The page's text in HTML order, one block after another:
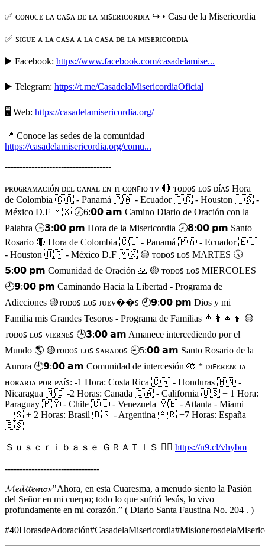
✅ ᴄᴏɴᴏᴄᴇ ʟᴀ ᴄᴀꜱᴀ ᴅᴇ ʟᴀ ᴍɪꜱᴇʀɪᴄᴏʀᴅɪᴀ ↪️ • Casa de la Misericordia
✅ ꜱɪɢᴜᴇ ᴀ ʟᴀ ᴄᴀꜱᴀ ᴀ ʟᴀ ᴄᴀꜱᴀ ᴅᴇ ʟᴀ ᴍɪꜱᴇʀɪᴄᴏʀᴅɪᴀ
▶️ Facebook: https://www.facebook.com/casadelamise...
▶️ Telegram: https://t.me/CasadelaMisericordiaOficial
🖥️ Web: https://casadelamisericordia.org/
📍 Conoce las sedes de la comunidad
https://casadelamisericordia.org/comu...
------------------------------------
ᴩʀᴏɢʀᴀᴍᴀᴄɪóɴ ᴅᴇʟ ᴄᴀɴᴀʟ ᴇɴ ᴛɪ ᴄᴏɴꜰɪᴏ ᴛᴠ 🔴 ᴛᴏᴅᴏꜱ ʟᴏꜱ ᴅíᴀꜱ Hora
de Colombia 🇨🇴 - Panamá 🇵🇦 - Ecuador 🇪🇨 - Houston 🇺🇸 -
México D.F 🇲🇽 🕖6:𝟬𝟬 𝗮𝗺 Camino Diario de Oración con la
Palabra 🕒𝟯:𝟬𝟬 𝗽𝗺 Hora de la Misericordia 🕗𝟴:𝟬𝟬 𝗽𝗺 Santo
Rosario 🔴 Hora de Colombia 🇨🇴 - Panamá 🇵🇦 - Ecuador 🇪🇨
- Houston 🇺🇸 - México D.F 🇲🇽 🟡 ᴛᴏᴅᴏꜱ ʟᴏꜱ MARTES 🕔
𝟱:𝟬𝟬 𝗽𝗺 Comunidad de Oración 🙏 🟡 ᴛᴏᴅᴏꜱ ʟᴏꜱ MIERCOLES
🕘𝟵:𝟬𝟬 𝗽𝗺 Caminando Hacia la Libertad - Programa de
Adicciones 🟡ᴛᴏᴅᴏꜱ ʟᴏꜱ ᴊᴜᴇᴠ��ꜱ 🕘𝟵:𝟬𝟬 𝗽𝗺 Dios y mi
Familia mis Grandes Tesoros - Programa de Familias 👨‍👩‍👧‍👦 🟡
ᴛᴏᴅᴏꜱ ʟᴏꜱ ᴠɪᴇʀɴᴇꜱ 🕒𝟯:𝟬𝟬 𝗮𝗺 Amanece intercediendo por el
Mundo 🌎 🟡ᴛᴏᴅᴏꜱ ʟᴏꜱ ꜱᴀʙᴀᴅᴏꜱ 🕘5:𝟬𝟬 𝗮𝗺 Santo Rosario de la
Aurora 🕘𝟵:𝟬𝟬 𝗮𝗺 Comunidad de intercesión 🤲 * ᴅɪꜰᴇʀᴇɴᴄɪᴀ
ʜᴏʀᴀʀɪᴀ ᴩᴏʀ ᴩᴀíꜱ: -1 Hora: Costa Rica 🇨🇷 - Honduras 🇭🇳 -
Nicaragua 🇳🇮 -2 Horas: Canada 🇨🇦 - California 🇺🇸 + 1 Hora:
Paraguay 🇵🇾 - Chile 🇨🇱 - Venezuela 🇻🇪 - Atlanta - Miami
🇺🇸 + 2 Horas: Brasil 🇧🇷 - Argentina 🇦🇷 +7 Horas: España
🇪🇸
Ｓｕｓｃｒｉｂａｓｅ ＧＲＡＴＩＳ 👇🏼 https://n9.cl/vhybm
--------------------------------
𝓜𝓮𝓭𝓲𝓽𝓮𝓶𝓸𝓼 "Ahora, en esta Cuaresma, a menudo siento la Pasión
del Señor en mi cuerpo; todo lo que sufrió Jesús, lo vivo
profundamente en mi corazón.” ( Diario Santa Faustina No. 204 . )